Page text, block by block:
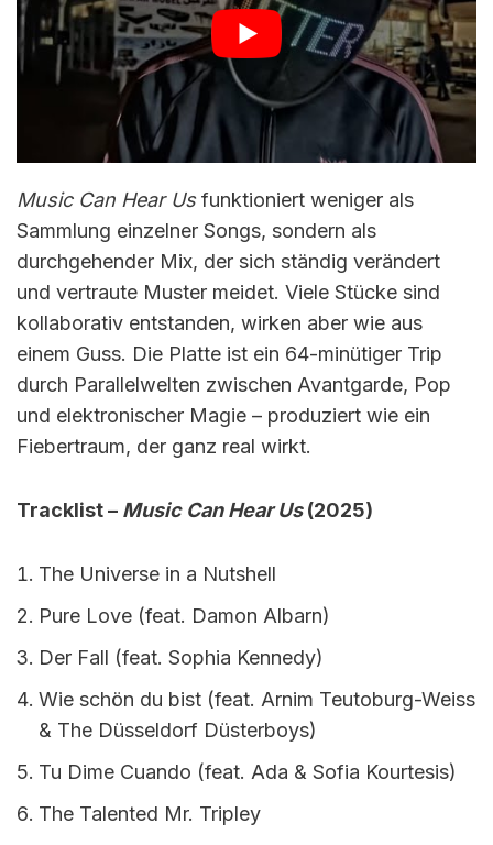
Music Can Hear Usfunktioniert weniger als
Sammlung einzelner Songs, sondern als
durchgehender Mix, der sich ständig verändert
und vertraute Muster meidet. Viele Stücke sind
kollaborativ entstanden, wirken aber wie aus
einem Guss. Die Platte ist ein 64-minütiger Trip
durch Parallelwelten zwischen Avantgarde, Pop
und elektronischer Magie – produziert wie ein
Fiebertraum, der ganz real wirkt.
Tracklist – Music Can Hear Us(2025)
The Universe in a Nutshell
Pure Love (feat. Damon Albarn)
Der Fall (feat. Sophia Kennedy)
Wie schön du bist (feat. Arnim Teutoburg-Weiss
& The Düsseldorf Düsterboys)
Tu Dime Cuando (feat. Ada & Sofia Kourtesis)
The Talented Mr. Tripley